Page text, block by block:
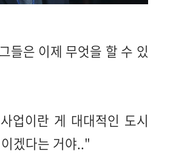
들은 이제 무엇을 할 수 있
업이란 게 대대적인 도시
겠다는 거야.."